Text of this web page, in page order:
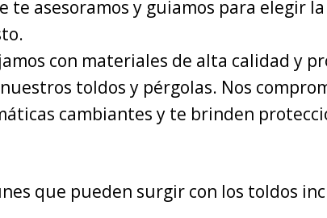
te asesoramos y guiamos para elegir
con materiales de alta calidad y
toldos y pérgolas. Nos
cambiantes y te brinden
que pueden surgir con los toldos